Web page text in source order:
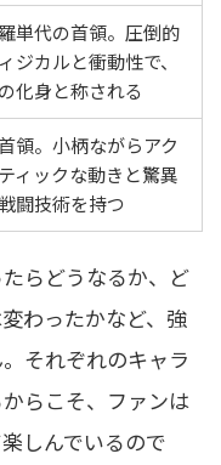
単代の首領。圧倒的
ジカルと衝動性で、
化身と称される
領。小柄ながらアク
ィックな動きと驚異
闘技術を持つ
らどうなるか、ど
わったかなど、強
それぞれのキャラ
らこそ、ファンは
しんでいるので